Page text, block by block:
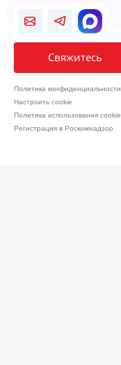
Свяжитесь
Политика конфиденциальности
Настроить cookie
Политика использования cookie
Регистрация в Роскомнадзор